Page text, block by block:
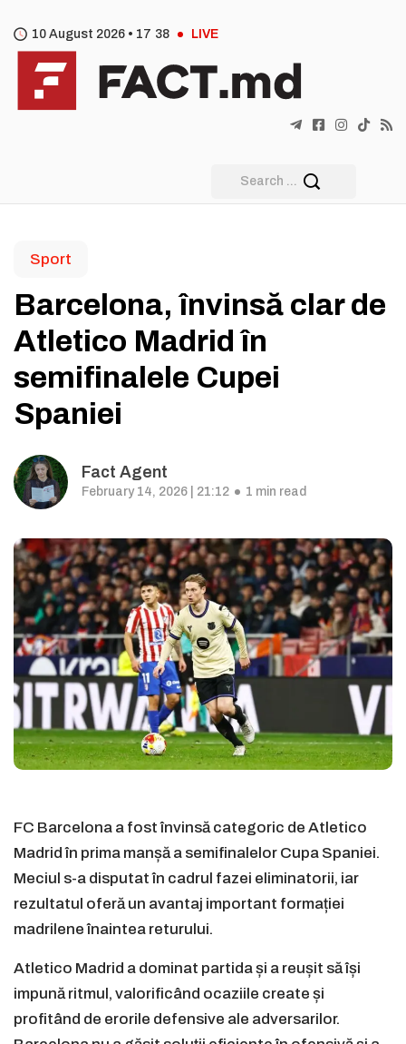
10 August 2026 • 17 38 LIVE
Sport
Barcelona, învinsă clar de
Atletico Madrid în
semifinalele Cupei
Spaniei
Fact Agent
February 14, 2026 | 21:12 1 min read
FC Barcelona a fost învinsă categoric de Atletico
Madrid în prima manșă a semifinalelor Cupa Spaniei.
Meciul s-a disputat în cadrul fazei eliminatorii, iar
rezultatul oferă un avantaj important formației
madrilene înaintea returului.
Atletico Madrid a dominat partida și a reușit să își
impună ritmul, valorificând ocaziile create și
profitând de erorile defensive ale adversarilor.